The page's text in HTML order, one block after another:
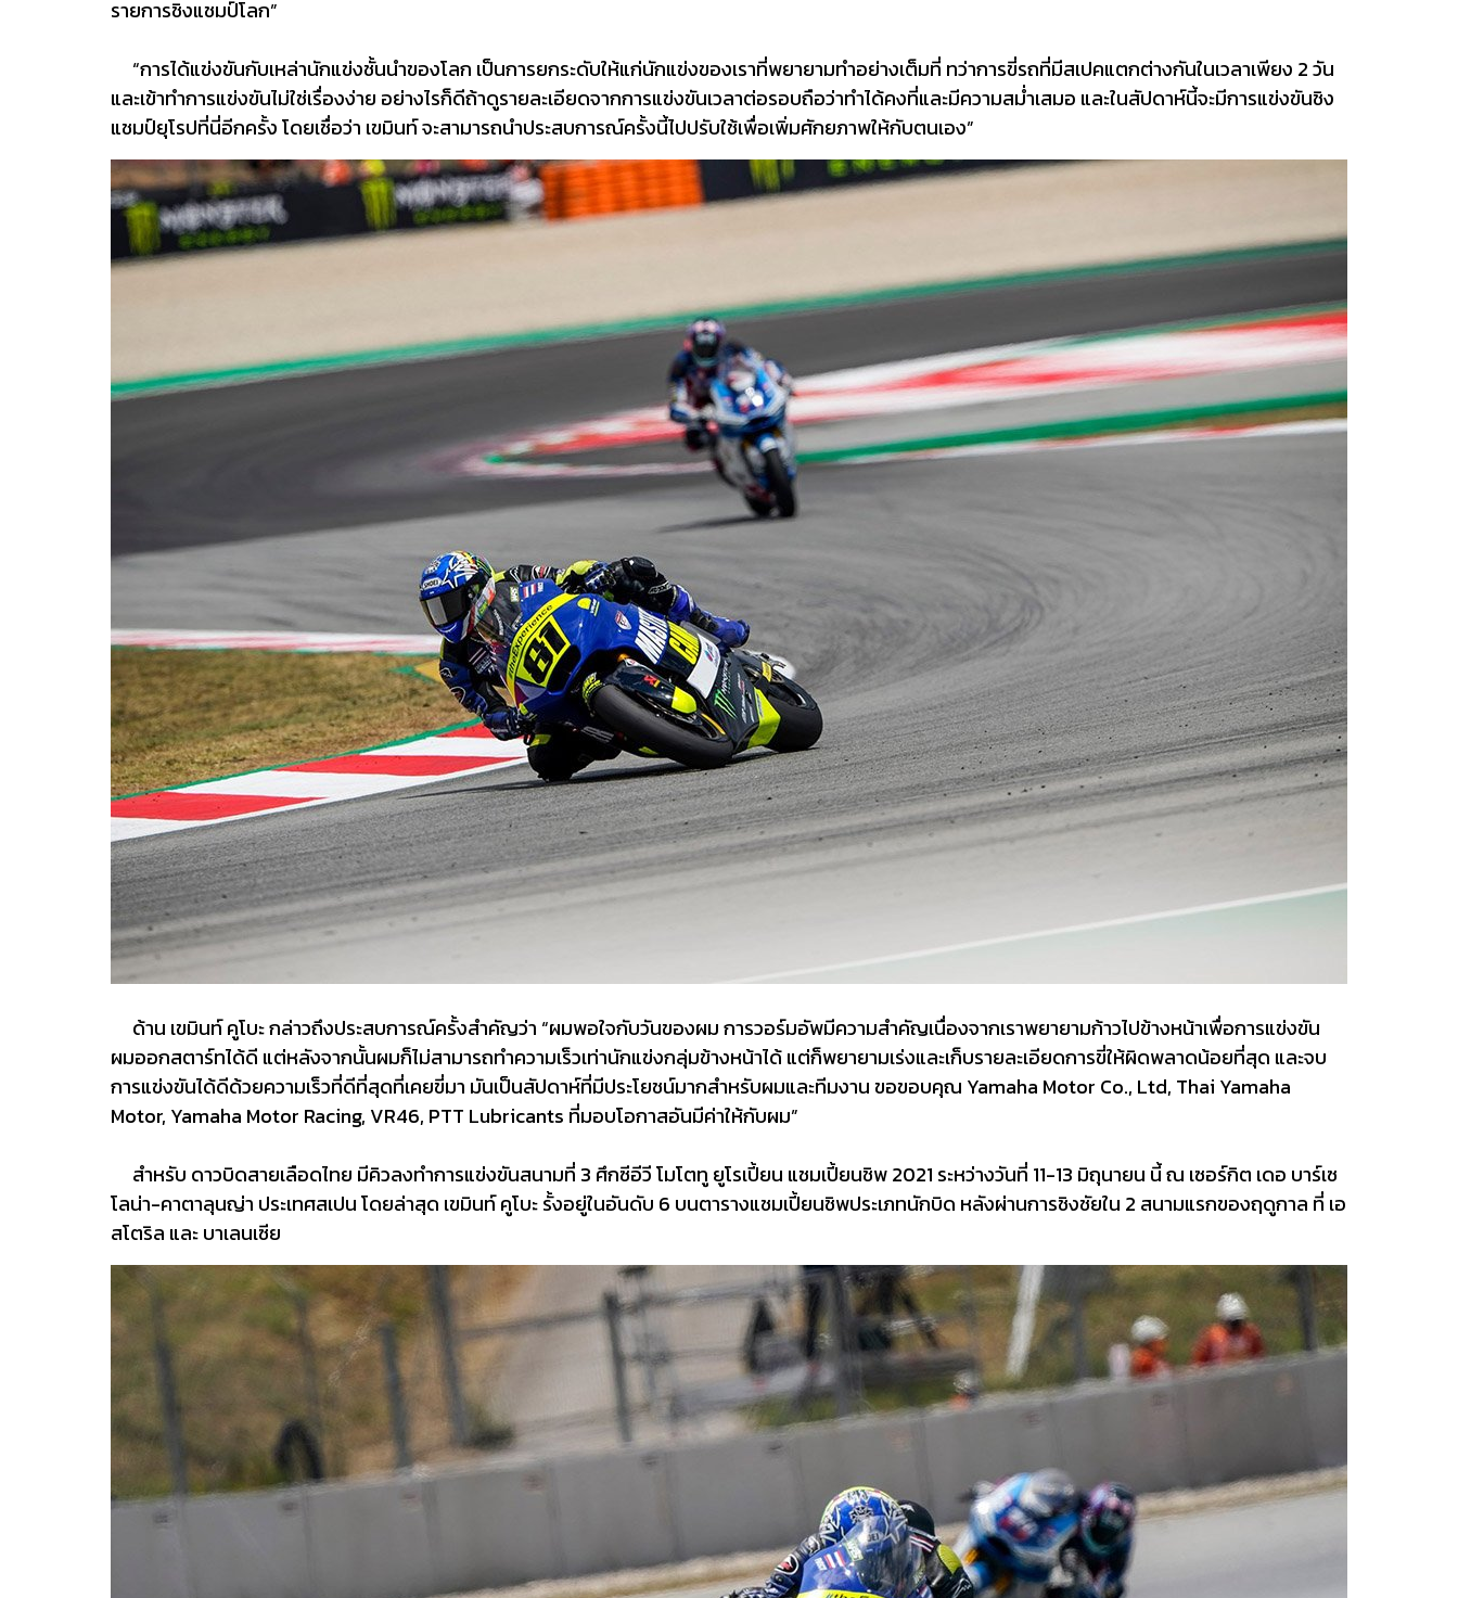
รายการชิงแชมป์โลก”
“การได้แข่งขันกับเหล่านักแข่งชั้นนำของโลก เป็นการยกระดับให้แก่นักแข่งของเราที่พยายามทำอย่างเต็มที่ ทว่าการขี่รถที่มีสเปคแตกต่างกันในเวลาเพียง 2 วัน
และเข้าทำการแข่งขันไม่ใช่เรื่องง่าย อย่างไรก็ดีถ้าดูรายละเอียดจากการแข่งขันเวลาต่อรอบถือว่าทำได้คงที่และมีความสม่ำเสมอ และในสัปดาห์นี้จะมีการแข่งขันชิง
แชมป์ยุโรปที่นี่อีกครั้ง โดยเชื่อว่า เขมินท์ จะสามารถนำประสบการณ์ครั้งนี้ไปปรับใช้เพื่อเพิ่มศักยภาพให้กับตนเอง”
ด้าน เขมินท์ คูโบะ กล่าวถึงประสบการณ์ครั้งสำคัญว่า “ผมพอใจกับวันของผม การวอร์มอัพมีความสำคัญเนื่องจากเราพยายามก้าวไปข้างหน้าเพื่อการแข่งขัน
ผมออกสตาร์ทได้ดี แต่หลังจากนั้นผมก็ไม่สามารถทำความเร็วเท่านักแข่งกลุ่มข้างหน้าได้ แต่ก็พยายามเร่งและเก็บรายละเอียดการขี่ให้ผิดพลาดน้อยที่สุด และจบ
การแข่งขันได้ดีด้วยความเร็วที่ดีที่สุดที่เคยขี่มา มันเป็นสัปดาห์ที่มีประโยชน์มากสำหรับผมและทีมงาน ขอขอบคุณ Yamaha Motor Co., Ltd, Thai Yamaha
Motor, Yamaha Motor Racing, VR46, PTT Lubricants ที่มอบโอกาสอันมีค่าให้กับผม”
สำหรับ ดาวบิดสายเลือดไทย มีคิวลงทำการแข่งขันสนามที่ 3 ศึกซีอีวี โมโตทู ยูโรเปี้ยน แชมเปี้ยนชิพ 2021 ระหว่างวันที่ 11-13 มิถุนายน นี้ ณ เซอร์กิต เดอ บาร์เซ
โลน่า-คาตาลุนญ่า ประเทศสเปน โดยล่าสุด เขมินท์ คูโบะ รั้งอยู่ในอันดับ 6 บนตารางแชมเปี้ยนชิพประเภทนักบิด หลังผ่านการชิงชัยใน 2 สนามแรกของฤดูกาล ที่ เอ
สโตริล และ บาเลนเซีย